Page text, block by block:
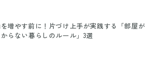
増やす前に！片づけ上手が実践する「部屋が
らない暮らしのルール」3選